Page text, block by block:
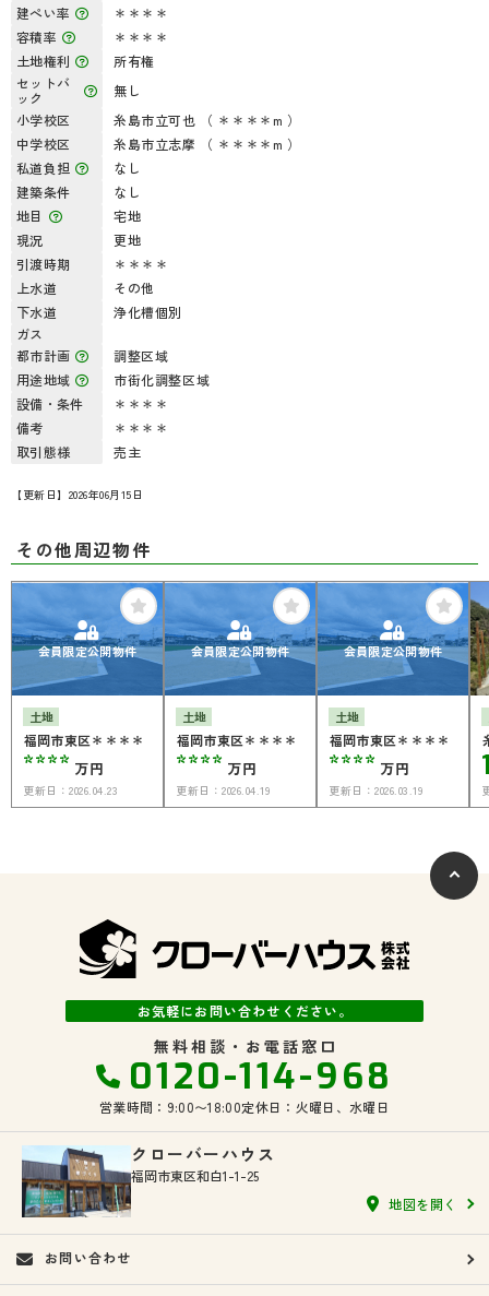
建ぺい率
＊＊＊＊
容積率
＊＊＊＊
土地権利
所有権
セットバ
ック
無し
小学校区
糸島市立可也 （ ＊＊＊＊m ）
中学校区
糸島市立志摩 （ ＊＊＊＊m ）
私道負担
なし
建築条件
なし
地目
宅地
現況
更地
引渡時期
＊＊＊＊
上水道
その他
下水道
浄化槽個別
ガス
都市計画
調整区域
用途地域
市街化調整区域
設備・条件
＊＊＊＊
備考
＊＊＊＊
取引態様
売主
【更新日】2026年06月15日
その他周辺物件
会員限定公開物件
土地
福岡市東区＊＊＊＊
**** 万円
更新日： 2026.04.23
会員限定公開物件
土地
福岡市東区＊＊＊＊
**** 万円
更新日： 2026.04.19
会員限定公開物件
土地
福岡市東区＊＊＊＊
**** 万円
更新日： 2026.03.19
お気軽にお問い合わせください。
無料相談・お電話窓口
0120-114-968
営業時間：9:00〜18:00定休日：火曜日、水曜日
クローバーハウス
福岡市東区和白1-1-25
地図を開く
お問い合わせ